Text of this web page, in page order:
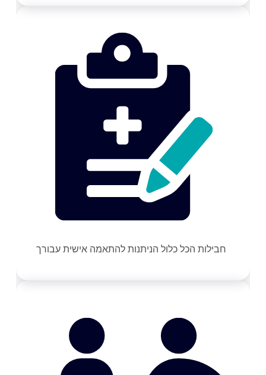
חבילות הכל כלול הניתנות להתאמה אישית עבורך